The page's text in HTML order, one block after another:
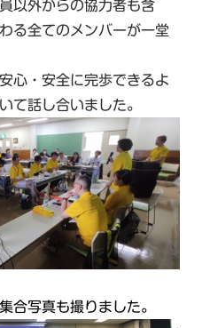
以外からの協力者も含
る全てのメンバーが一堂
心・安全に完歩できるよ
て話し合いました。
合写真も撮りました。